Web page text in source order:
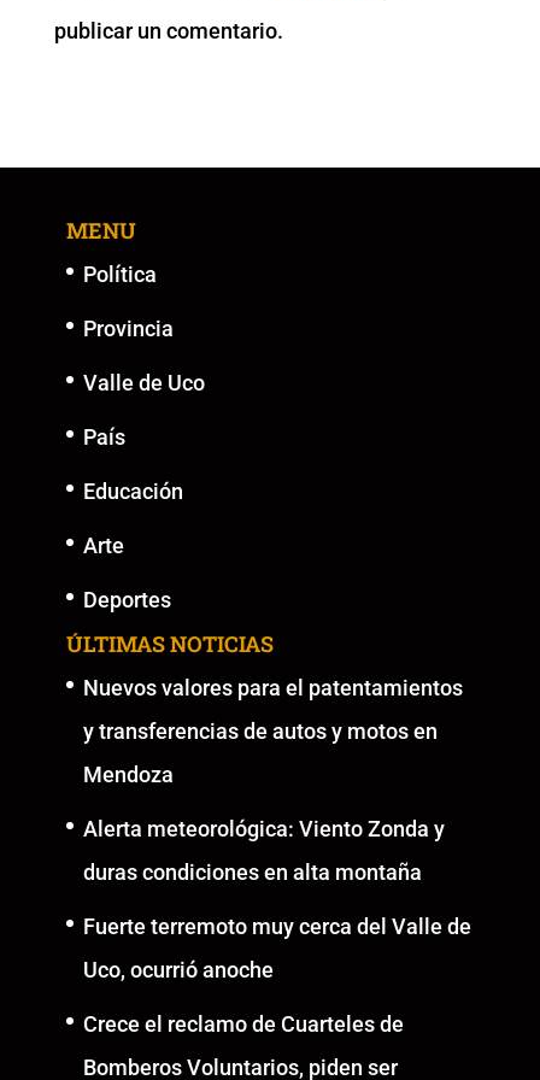
k
publicar un comentario.
MENU
Política
Provincia
Valle de Uco
País
Educación
Arte
Deportes
ÚLTIMAS NOTICIAS
Nuevos valores para el patentamientos
y transferencias de autos y motos en
Mendoza
Alerta meteorológica: Viento Zonda y
duras condiciones en alta montaña
Fuerte terremoto muy cerca del Valle de
Uco, ocurrió anoche
Crece el reclamo de Cuarteles de
Bomberos Voluntarios, piden ser